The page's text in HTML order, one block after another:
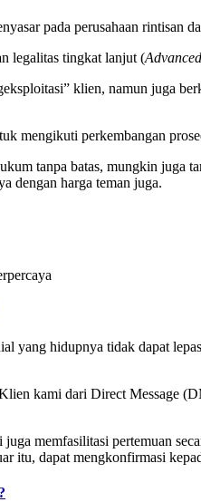
pada perusahaan
legalitas tingkat lanjut (
klien, namun juga
mengikuti perkembangan
tanpa batas, mungkin juga
dengan harga teman juga.
yang hidupnya tidak dapat
kami dari Direct Message
memfasilitasi pertemuan
itu, dapat mengkonfirmasi